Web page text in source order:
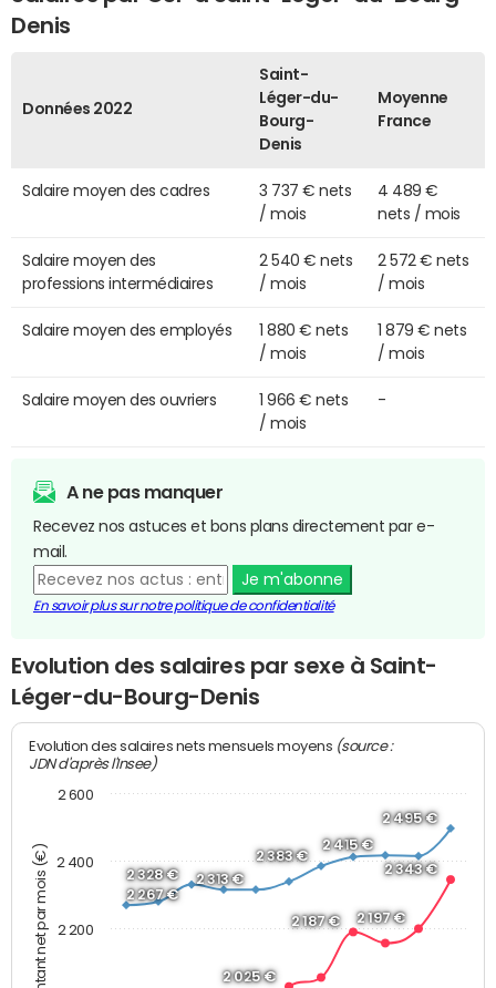
Denis
Données 2022
Saint-
Léger-du-
Bourg-
Denis
Moyenne
France
Salaire moyen des cadres
3 737 € nets
/ mois
4 489 €
nets / mois
Salaire moyen des
professions intermédiaires
2 540 € nets
/ mois
2 572 € nets
/ mois
Salaire moyen des employés
1 880 € nets
/ mois
1 879 € nets
/ mois
Salaire moyen des ouvriers
1 966 € nets
/ mois
-
A ne pas manquer
Recevez nos astuces et bons plans directement par e-
mail.
Je m'abonne
En savoir plus sur notre politique de confidentialité
Evolution des salaires par sexe à Saint-
Léger-du-Bourg-Denis
Montant net par mois (€)
Evolution des salaires nets mensuels moyens (source :
JDN d'après l'Insee)
2 025 €
2 187 € 2 197 €
2 343 €
2 267 €
2 328 € 2 313 €
2 383 €
2 415 €
2 495 €
2 200
2 400
2 600